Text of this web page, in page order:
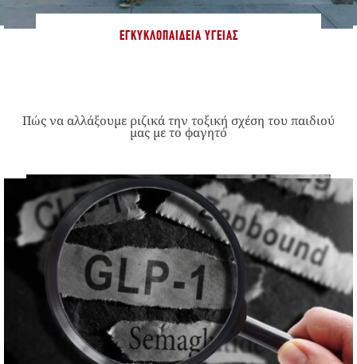
ΕΓΚΥΚΛΟΠΑΊΔΕΙΑ ΥΓΕΊΑΣ
Πώς να αλλάξουμε ριζικά την τοξική σχέση του παιδιού
μας με το φαγητό